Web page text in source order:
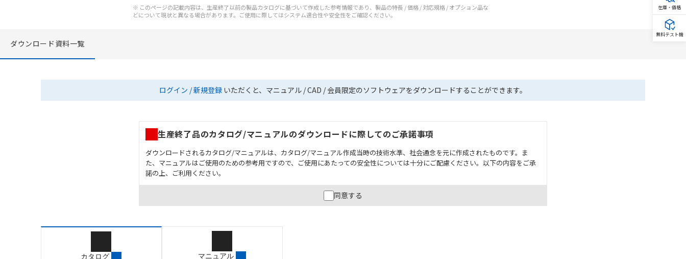
※ このページの記載内容は、生産終了以前の製品カタログに基づいて作成した参考情報であり、製品の特長 / 価格 / 対応規格 / オプション品な
どについて現状と異なる場合があります。ご使用に際してはシステム適合性や安全性をご確認ください。
ダウンロード資料一覧
ログイン / 新規登録 いただくと、マニュアル / CAD / 会員限定のソフトウェアをダウンロードすることができます。
生産終了品のカタログ/マニュアルのダウンロードに際してのご承諾事項
ダウンロードされるカタログ/マニュアルは、カタログ/マニュアル作成当時の技術水準、社会通念を元に作成されたものです。ま
た、マニュアルはご使用のための参考用ですので、ご使用にあたっての安全性については十分にご配慮ください。以下の内容をご承
諾の上、ご利用ください。
お客様が本製品を人命や財産に重大な危険を及ぼすような用途に使用される場合には、システム全体として危険を知らせたり、冗
長設計により必要な安全性を確保できるよう設計されていること、および本製品が全体の中で意図した用途に対して適切に配電・
カタログ/マニュアルに記載されているアプリケーション事例は参考用ですので、ご採用に際しては機器・装置の機能や安全性を
同意する
カタログ マニュアル
在庫・価格
無料テスト機